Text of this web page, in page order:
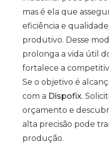
mas é ela que
eficiência e
produtivo. Desse
prolonga a vida útil
fortalece a
Se o objetivo é
com a Dispofix.
orçamento e
alta precisão pode
produção.